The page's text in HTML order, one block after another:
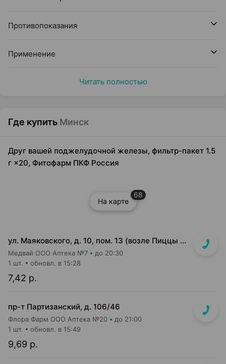
Противопоказания
Применение
Читать полностью
Где купить Минск
Друг вашей поджелудочной железы, фильтр-пакет 1.5
г ×20, Фитофарм ПКФ Россия
На карте
68
ул. Маяковского, д. 10, пом. 13 (возле Пиццы Мании)
Медвай ООО Аптека №7 до 20:30
7,42 р.
1 шт. обновл. в 15:28
пр-т Партизанский, д. 106/46
Флора Фарм ООО Аптека №20 до 21:00
9,69 р.
1 шт. обновл. в 15:49